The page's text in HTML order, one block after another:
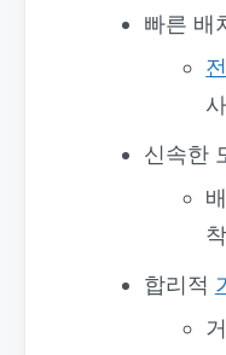
빠른 배
신속한
착
합리적